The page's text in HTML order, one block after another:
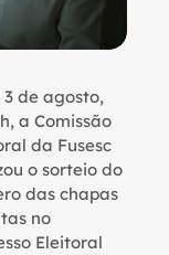
3 de agosto,
a Comissão
da Fusesc
o sorteio do
das chapas
no
Eleitoral